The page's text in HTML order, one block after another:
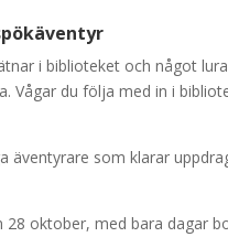
i biblioteket och något
Vågar du följa med in i
äventyrare som klarar
28 oktober, med bara dagar